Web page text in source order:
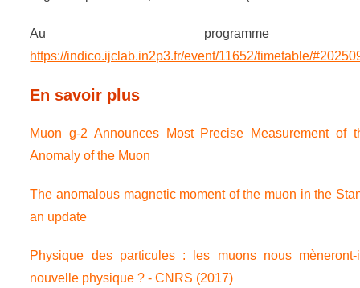
Au
https://indico.ijclab.in2p3.fr/event/11652/timetable/
En savoir plus
Muon g-2 Announces Most Precise Measurement of
Anomaly of the Muon
The anomalous magnetic moment of the muon in the
an update
Physique des particules : les muons nous
nouvelle physique ? - CNRS (2017)